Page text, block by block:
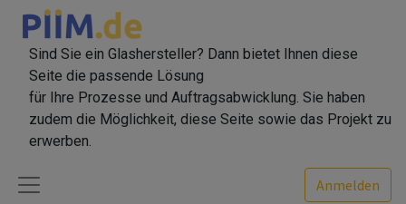
Sind Sie ein Glashersteller? Dann bietet Ihnen diese
Seite die passende Lösung
für Ihre Prozesse und Auftragsabwicklung. Sie haben
zudem die Möglichkeit, diese Seite sowie das Projekt zu
erwerben.
Anmelden